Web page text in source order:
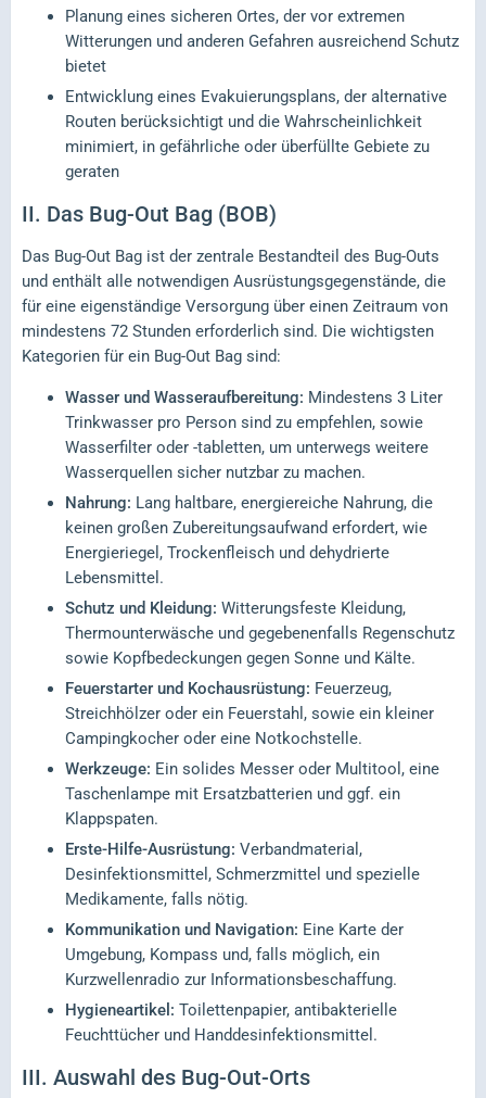
Planung eines sicheren Ortes, der vor extremen
Witterungen und anderen Gefahren ausreichend Schutz
bietet
Entwicklung eines Evakuierungsplans, der alternative
Routen berücksichtigt und die Wahrscheinlichkeit
minimiert, in gefährliche oder überfüllte Gebiete zu
geraten
II. Das Bug-Out Bag (BOB)
Das Bug-Out Bag ist der zentrale Bestandteil des Bug-Outs
und enthält alle notwendigen Ausrüstungsgegenstände, die
für eine eigenständige Versorgung über einen Zeitraum von
mindestens 72 Stunden erforderlich sind. Die wichtigsten
Kategorien für ein Bug-Out Bag sind:
Wasser und Wasseraufbereitung: Mindestens 3 Liter
Trinkwasser pro Person sind zu empfehlen, sowie
Wasserfilter oder -tabletten, um unterwegs weitere
Wasserquellen sicher nutzbar zu machen.
Nahrung: Lang haltbare, energiereiche Nahrung, die
keinen großen Zubereitungsaufwand erfordert, wie
Energieriegel, Trockenfleisch und dehydrierte
Lebensmittel.
Schutz und Kleidung: Witterungsfeste Kleidung,
Thermounterwäsche und gegebenenfalls Regenschutz
sowie Kopfbedeckungen gegen Sonne und Kälte.
Feuerstarter und Kochausrüstung: Feuerzeug,
Streichhölzer oder ein Feuerstahl, sowie ein kleiner
Campingkocher oder eine Notkochstelle.
Werkzeuge: Ein solides Messer oder Multitool, eine
Taschenlampe mit Ersatzbatterien und ggf. ein
Klappspaten.
Erste-Hilfe-Ausrüstung: Verbandmaterial,
Desinfektionsmittel, Schmerzmittel und spezielle
Medikamente, falls nötig.
Kommunikation und Navigation: Eine Karte der
Umgebung, Kompass und, falls möglich, ein
Kurzwellenradio zur Informationsbeschaffung.
Hygieneartikel: Toilettenpapier, antibakterielle
Feuchttücher und Handdesinfektionsmittel.
III. Auswahl des Bug-Out-Orts